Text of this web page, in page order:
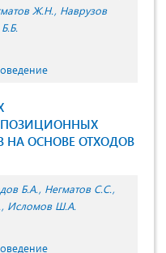
Ж.Н. Наврузов
ОСНОВЕ ОТХОДОВ
Б.А. Негматов С.С.
Исломов Ш.А.